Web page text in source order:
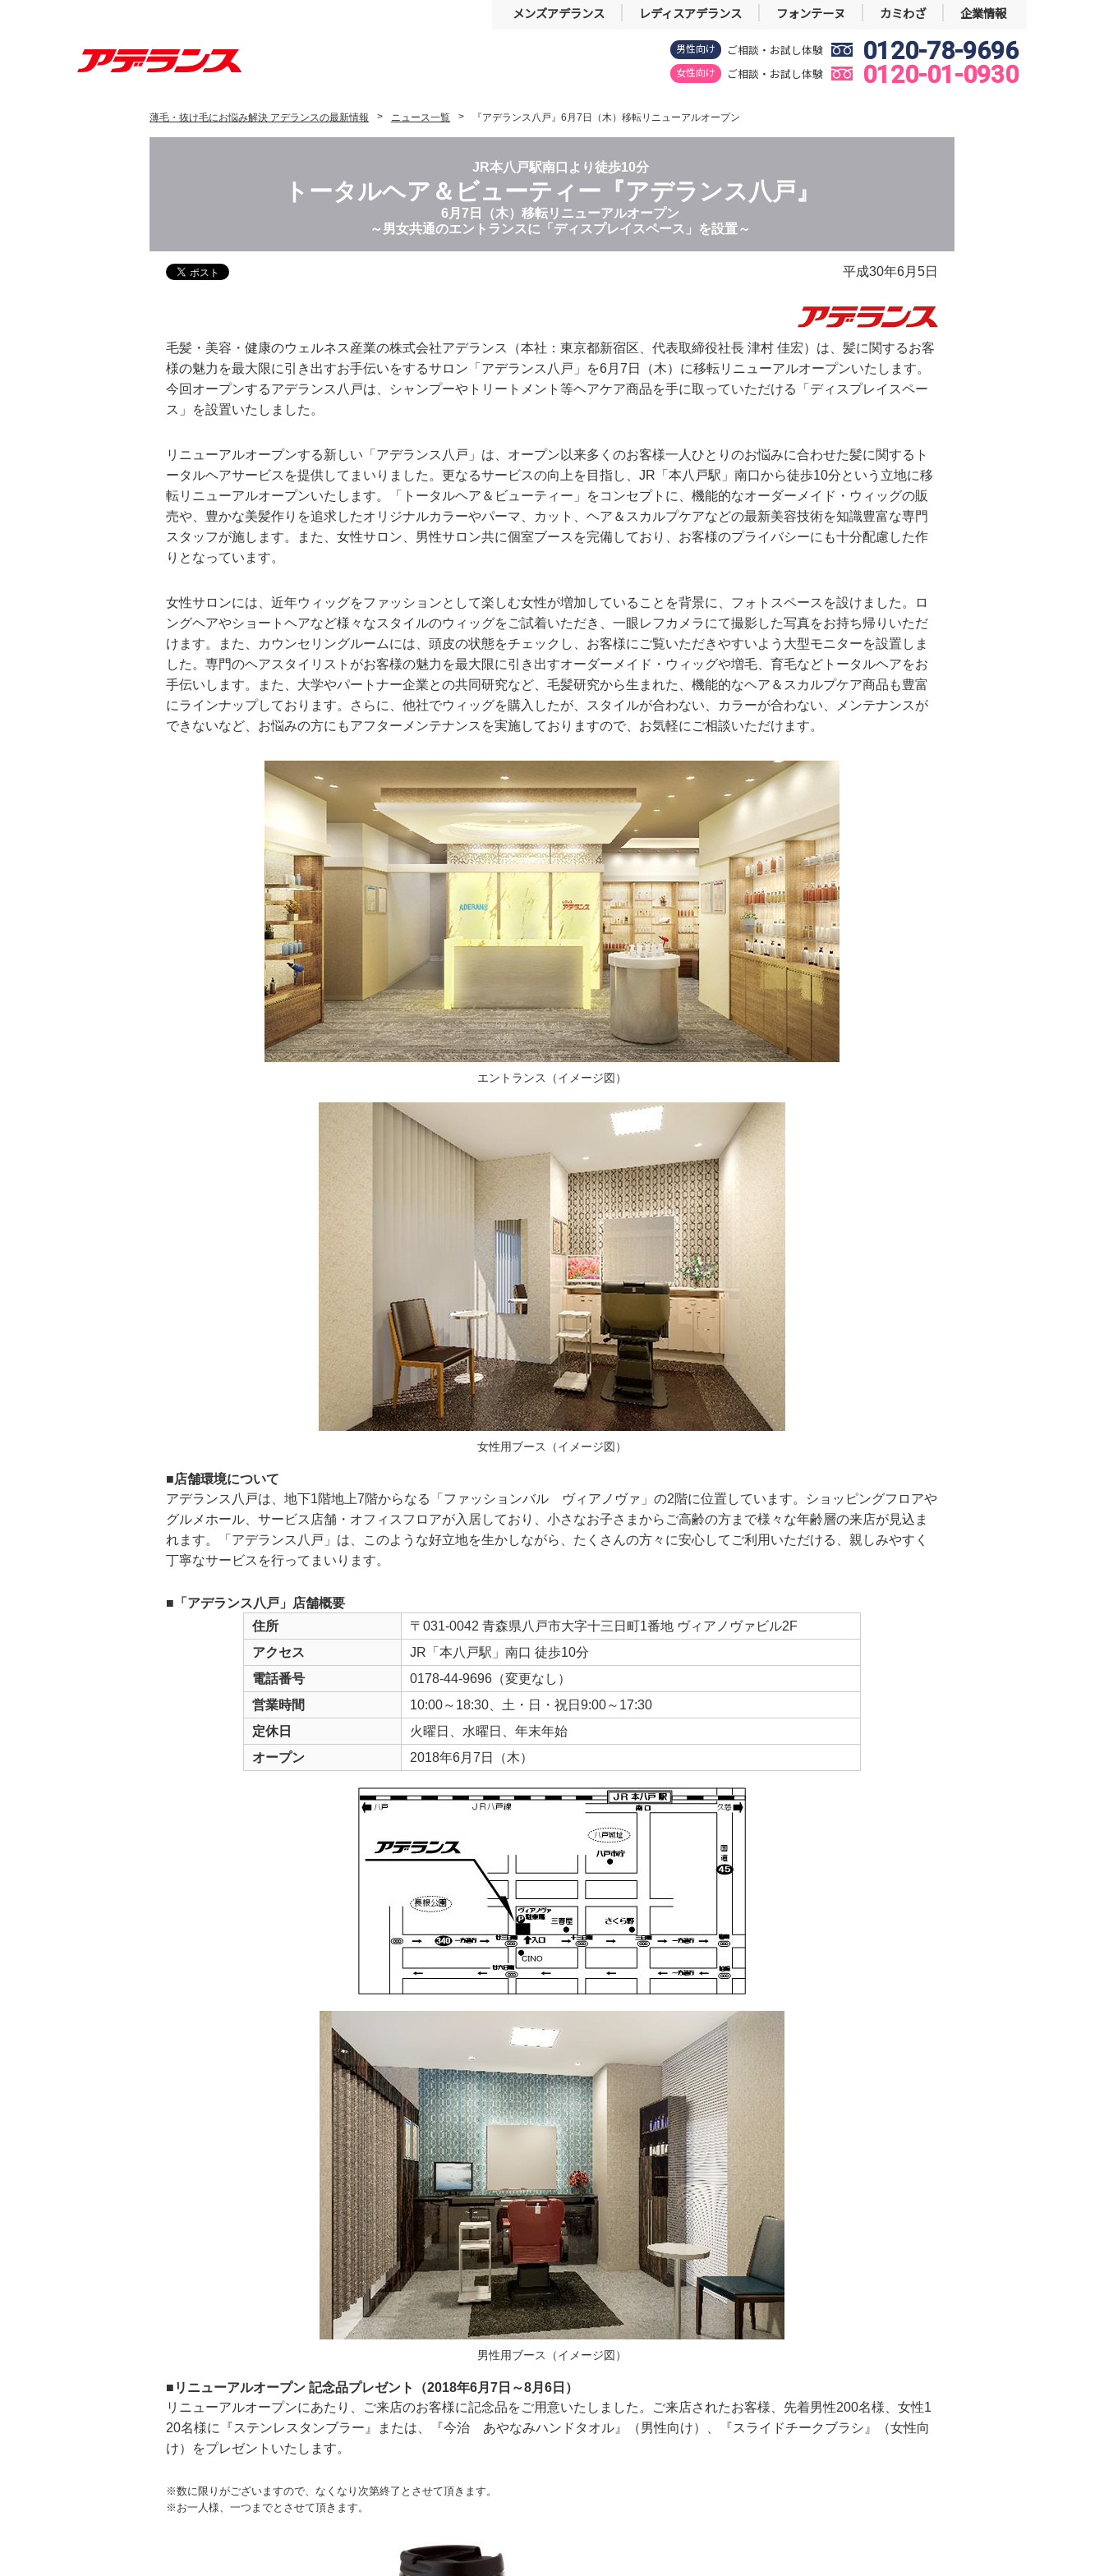
メンズアデランス レディスアデランス フォンテーヌ カミわざ 企業情報
男性向け ご相談・お試し体験 0120-78-9696
女性向け ご相談・お試し体験 0120-01-0930
薄毛・抜け毛にお悩み解決 アデランスの最新情報 ニュース一覧 『アデランス八戸』6月7日（木）移転リニューアルオープン
JR本八戸駅南口より徒歩10分
トータルヘア＆ビューティー『アデランス八戸』
6月7日（木）移転リニューアルオープン
～男女共通のエントランスに「ディスプレイスペース」を設置～
平成30年6月5日
毛髪・美容・健康のウェルネス産業の株式会社アデランス（本社：東京都新宿区、代表取締役社長 津村 佳宏）は、髪に関するお客
様の魅力を最大限に引き出すお手伝いをするサロン「アデランス八戸」を6月7日（木）に移転リニューアルオープンいたします。
今回オープンするアデランス八戸は、シャンプーやトリートメント等ヘアケア商品を手に取っていただける「ディスプレイスペー
ス」を設置いたしました。
リニューアルオープンする新しい「アデランス八戸」は、オープン以来多くのお客様一人ひとりのお悩みに合わせた髪に関するト
ータルヘアサービスを提供してまいりました。更なるサービスの向上を目指し、JR「本八戸駅」南口から徒歩10分という立地に移
転リニューアルオープンいたします。「トータルヘア＆ビューティー」をコンセプトに、機能的なオーダーメイド・ウィッグの販
売や、豊かな美髪作りを追求したオリジナルカラーやパーマ、カット、ヘア＆スカルプケアなどの最新美容技術を知識豊富な専門
スタッフが施します。また、女性サロン、男性サロン共に個室ブースを完備しており、お客様のプライバシーにも十分配慮した作
りとなっています。
女性サロンには、近年ウィッグをファッションとして楽しむ女性が増加していることを背景に、フォトスペースを設けました。ロ
ングヘアやショートヘアなど様々なスタイルのウィッグをご試着いただき、一眼レフカメラにて撮影した写真をお持ち帰りいただ
けます。また、カウンセリングルームには、頭皮の状態をチェックし、お客様にご覧いただきやすいよう大型モニターを設置しま
した。専門のヘアスタイリストがお客様の魅力を最大限に引き出すオーダーメイド・ウィッグや増毛、育毛などトータルヘアをお
手伝いします。また、大学やパートナー企業との共同研究など、毛髪研究から生まれた、機能的なヘア＆スカルプケア商品も豊富
にラインナップしております。さらに、他社でウィッグを購入したが、スタイルが合わない、カラーが合わない、メンテナンスが
できないなど、お悩みの方にもアフターメンテナンスを実施しておりますので、お気軽にご相談いただけます。
エントランス（イメージ図）
女性用ブース（イメージ図）
■店舗環境について
アデランス八戸は、地下1階地上7階からなる「ファッションバル ヴィアノヴァ」の2階に位置しています。ショッピングフロアや
グルメホール、サービス店舗・オフィスフロアが入居しており、小さなお子さまからご高齢の方まで様々な年齢層の来店が見込ま
れます。「アデランス八戸」は、このような好立地を生かしながら、たくさんの方々に安心してご利用いただける、親しみやすく
丁寧なサービスを行ってまいります。
■「アデランス八戸」店舗概要
住所
〒031-0042 青森県八戸市大字十三日町1番地 ヴィアノヴァビル2F
アクセス
JR「本八戸駅」南口 徒歩10分
電話番号
0178-44-9696（変更なし）
営業時間
10:00～18:30、土・日・祝日9:00～17:30
定休日
火曜日、水曜日、年末年始
オープン
2018年6月7日（木）
男性用ブース（イメージ図）
■リニューアルオープン 記念品プレゼント（2018年6月7日～8月6日）
リニューアルオープンにあたり、ご来店のお客様に記念品をご用意いたしました。ご来店されたお客様、先着男性200名様、女性1
20名様に『ステンレスタンブラー』または、『今治 あやなみハンドタオル』（男性向け）、『スライドチークブラシ』（女性向
け）をプレゼントいたします。
※数に限りがございますので、なくなり次第終了とさせて頂きます。
※お一人様、一つまでとさせて頂きます。